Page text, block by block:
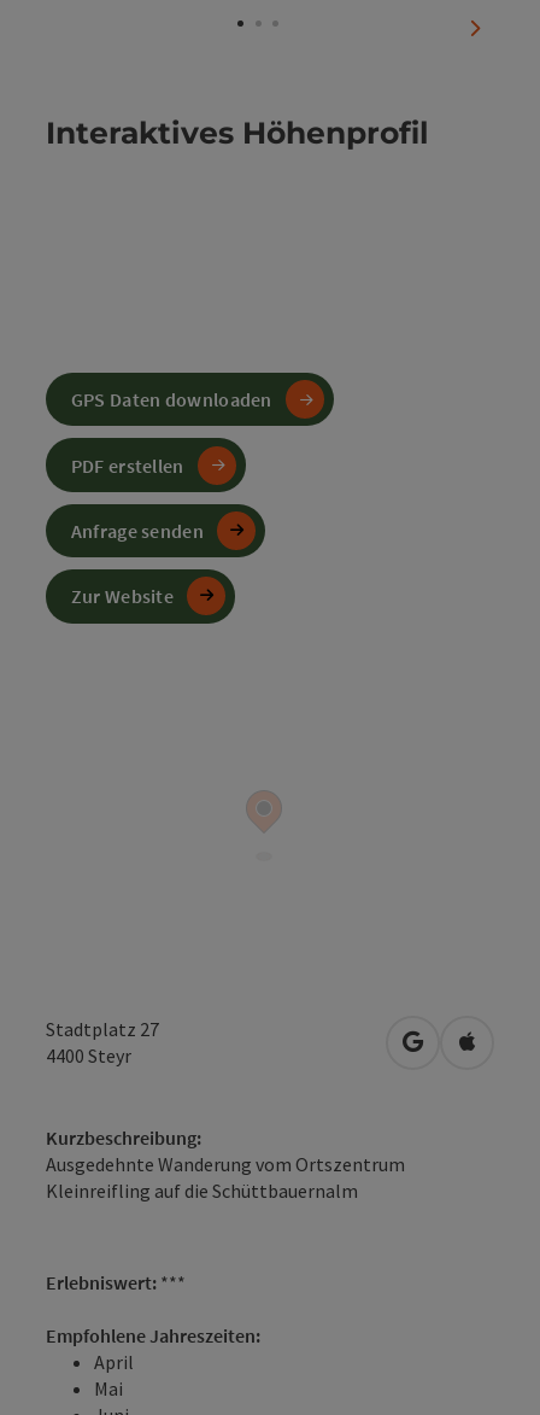
Stadtplatz 27
4400 Steyr in Google
in
Kurzbeschreibung:
Ausgedehnte Wanderung vom Ortszentrum
Kleinreifling auf die Schüttbauernalm
Erlebniswert: ***
Empfohlene Jahreszeiten:
April
Mai
Interaktives Höhenprofil
GPS Daten downloaden
PDF erstellen
Anfrage senden
Zur Website